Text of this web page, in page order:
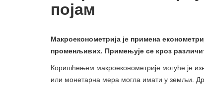
појам
Макроеконометрија је примена
променљивих. Примењује се кроз
Коришћењем макроеконометрије могуће је
или монетарна мера могла имати у земљи.